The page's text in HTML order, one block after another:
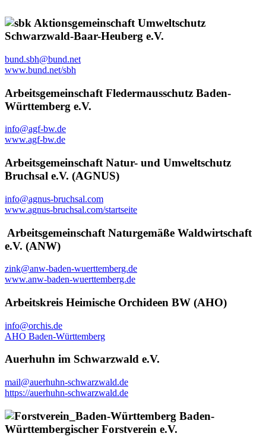
Aktionsgemeinschaft Umweltschutz
Schwarzwald-Baar-Heuberg e.V.
bund.sbh@bund.net
www.bund.net/sbh
Arbeitsgemeinschaft Fledermausschutz Baden-
Württemberg e.V.
info@agf-bw.de
www.agf-bw.de
Arbeitsgemeinschaft Natur- und Umweltschutz
Bruchsal e.V. (AGNUS)
info@agnus-bruchsal.com
www.agnus-bruchsal.com/startseite
Arbeitsgemeinschaft Naturgemäße Waldwirtschaft
e.V. (ANW)
zink@anw-baden-wuerttemberg.de
www.anw-baden-wuerttemberg.de
Arbeitskreis Heimische Orchideen BW (AHO)
info@orchis.de
AHO Baden-Württemberg
Auerhuhn im Schwarzwald e.V.
mail@auerhuhn-schwarzwald.de
https://auerhuhn-schwarzwald.de
Baden-
Württembergischer Forstverein e.V.